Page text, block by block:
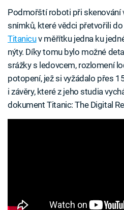
Podmořští roboti při skenování
snímků, které vědci přetvořili
Titanicuv měřítku jedna ku
nýty. Díky tomu bylo možné
srážky s ledovcem, rozlomení
potopení, jež si vyžádalo přes
i závěry, které z jeho studia
dokument Titanic: The Digital